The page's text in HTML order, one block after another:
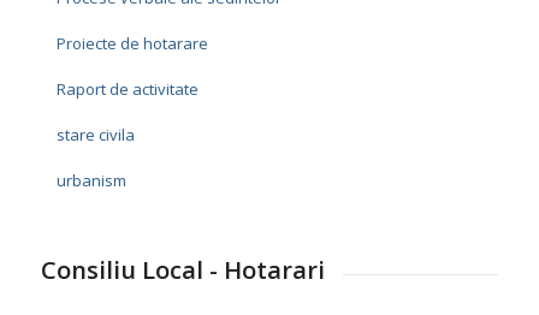
Proiecte de hotarare
Raport de activitate
stare civila
urbanism
Consiliu Local - Hotarari